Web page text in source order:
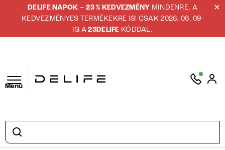
DELIFE NAPOK – 23 % KEDVEZMÉNY MINDENRE, A
KEDVEZMÉNYES TERMÉKEKRE IS! CSAK 2026. 08. 09-
IG A23DELIFE KÓDDAL.
Menü